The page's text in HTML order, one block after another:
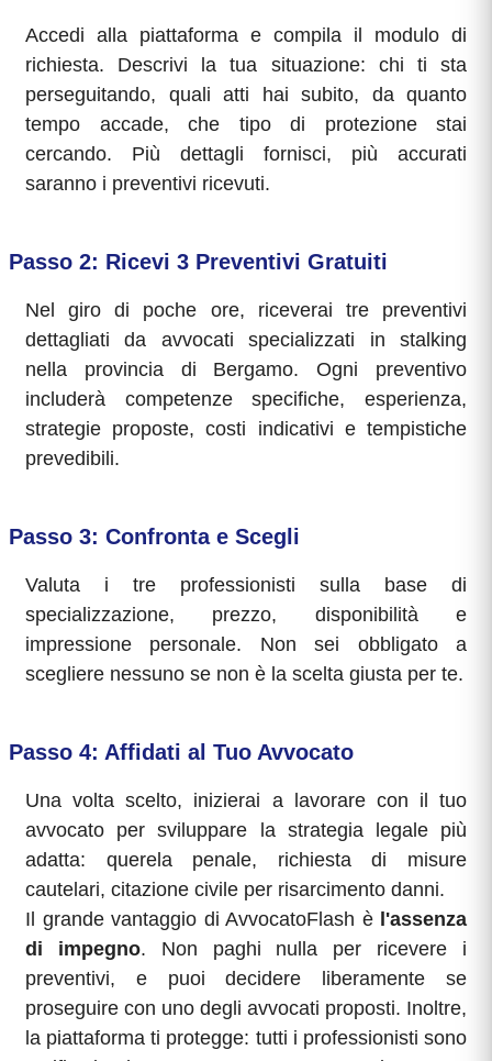
Accedi alla piattaforma e compila il modulo di
richiesta. Descrivi la tua situazione: chi ti sta
perseguitando, quali atti hai subito, da quanto
tempo accade, che tipo di protezione stai
cercando. Più dettagli fornisci, più accurati
saranno i preventivi ricevuti.
Passo 2: Ricevi 3 Preventivi Gratuiti
Nel giro di poche ore, riceverai tre preventivi
dettagliati da avvocati specializzati in stalking
nella provincia di Bergamo. Ogni preventivo
includerà competenze specifiche, esperienza,
strategie proposte, costi indicativi e tempistiche
prevedibili.
Passo 3: Confronta e Scegli
Valuta i tre professionisti sulla base di
specializzazione, prezzo, disponibilità e
impressione personale. Non sei obbligato a
scegliere nessuno se non è la scelta giusta per te.
Passo 4: Affidati al Tuo Avvocato
Una volta scelto, inizierai a lavorare con il tuo
avvocato per sviluppare la strategia legale più
adatta: querela penale, richiesta di misure
cautelari, citazione civile per risarcimento danni.
Il grande vantaggio di AvvocatoFlash è l'assenza
di impegno. Non paghi nulla per ricevere i
preventivi, e puoi decidere liberamente se
proseguire con uno degli avvocati proposti. Inoltre,
la piattaforma ti protegge: tutti i professionisti sono